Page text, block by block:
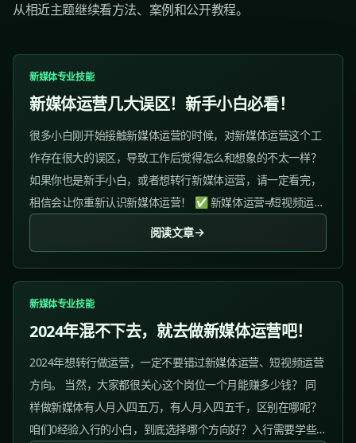
从相近主题继续看方法、案例和公开教程。
新媒体专业技能
新媒体运营几大误区！新手小白必看！
很多小白刚开始接触新媒体运营的时候，对新媒体运营这个工
作存在很大的误区，导致工作后觉得怎么和想象的不太一样？
如果你也是新手小白，或者想转行新媒体运营，请一定看完，
相信会让你重新认识新媒体运营！ ✅ 新媒体运营≠短视频运
阅读文章
新媒体专业技能
2024年混不下去，就去做新媒体运营吧！
2024年想转行做运营，一定不要错过新媒体运营、短视频运营
方向。 当然，大家都很关心这个岗位一个月能赚多少钱？ 同
样做新媒体有人月入四五万，有人月入四五千，区别在哪呢？
咱们0经验入行的小白，到底选择哪个方向好？入行需要学些